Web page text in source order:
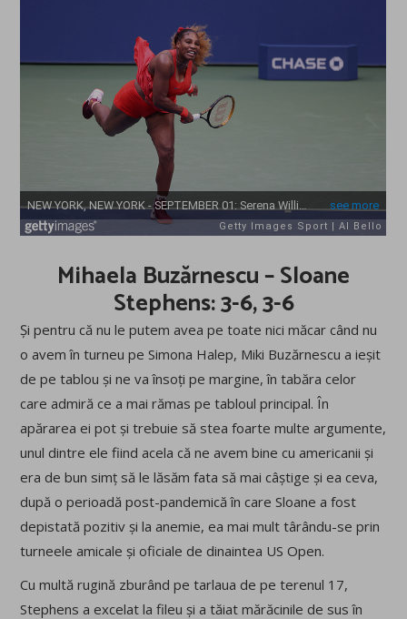
Mihaela Buzărnescu – Sloane
Stephens: 3-6, 3-6
Și pentru că nu le putem avea pe toate nici măcar când nu
o avem în turneu pe Simona Halep, Miki Buzărnescu a ieșit
de pe tablou și ne va însoți pe margine, în tabăra celor
care admiră ce a mai rămas pe tabloul principal. În
apărarea ei pot și trebuie să stea foarte multe argumente,
unul dintre ele fiind acela că ne avem bine cu americanii și
era de bun simț să le lăsăm fata să mai câștige și ea ceva,
după o perioadă post-pandemică în care Sloane a fost
depistată pozitiv și la anemie, ea mai mult târându-se prin
turneele amicale și oficiale de dinaintea US Open.
Cu multă rugină zburând pe tarlaua de pe terenul 17,
Stephens a excelat la fileu și a tăiat mărăcinile de sus în